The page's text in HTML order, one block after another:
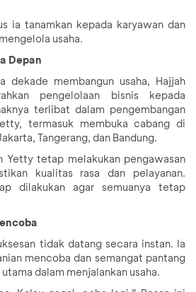
ia tanamkan kepada karyawan dan
usaha.
Depan
dekade membangun usaha, Hajjah
pengelolaan bisnis kepada
terlibat dalam pengembangan
termasuk membuka cabang di
Tangerang, dan Bandung.
Yetty tetap melakukan pengawasan
kualitas rasa dan pelayanan.
dilakukan agar semuanya tetap
tidak datang secara instan. Ia
mencoba dan semangat pantang
dalam menjalankan usaha.